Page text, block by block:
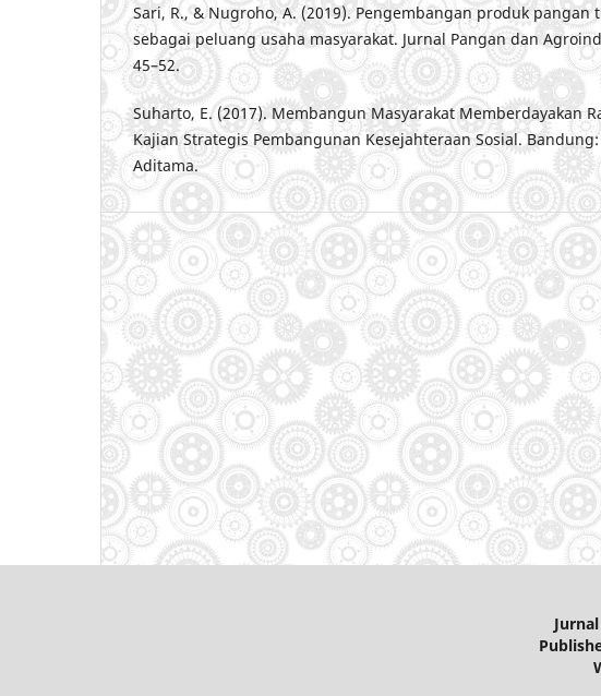
Sari, R., & Nugroho, A. (2019). Pengembangan produk pangan
sebagai peluang usaha masyarakat. Jurnal Pangan dan
45–52.
Suharto, E. (2017). Membangun Masyarakat Memberdayakan
Kajian Strategis Pembangunan Kesejahteraan Sosial. Bandung:
Aditama.